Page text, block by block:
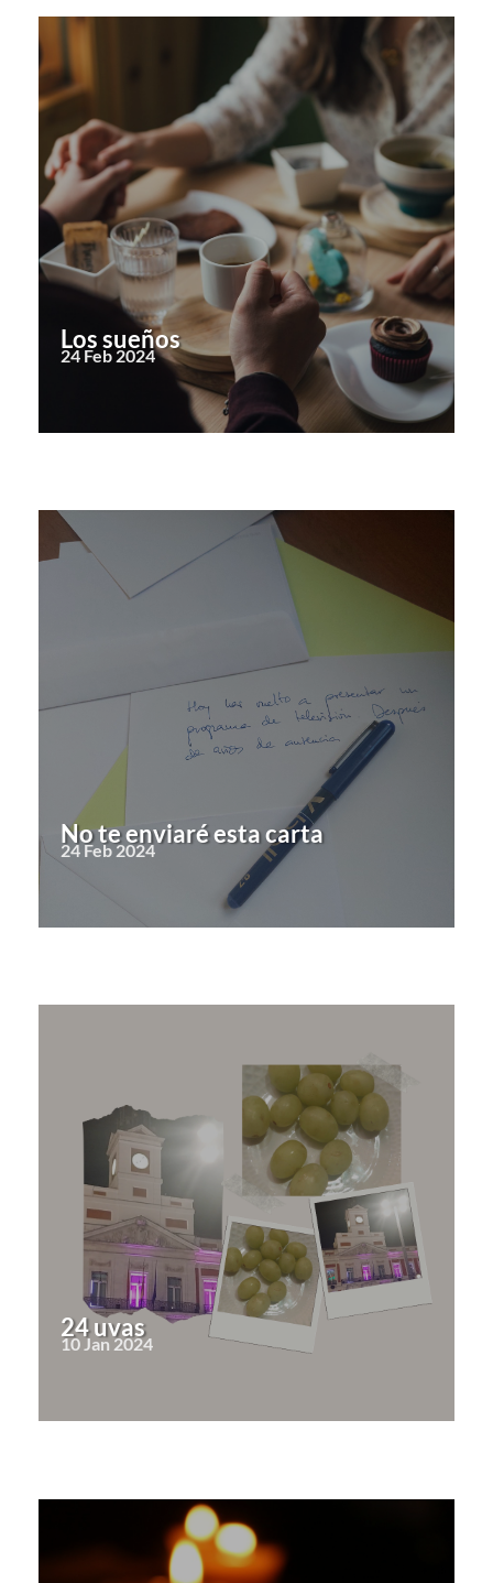
Los sueños
24 Feb 2024
No te enviaré esta carta
24 Feb 2024
24 uvas
10 Jan 2024